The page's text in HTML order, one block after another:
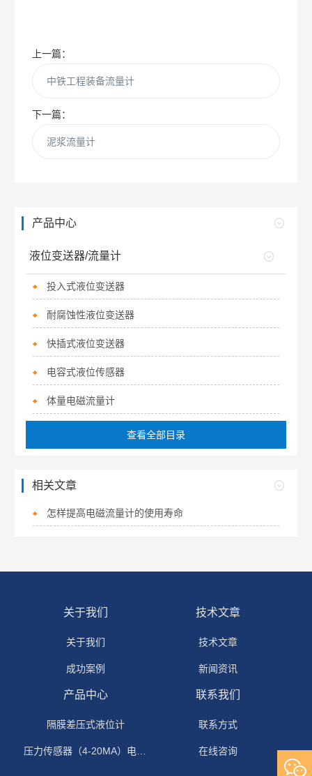
上一篇：
中铁工程装备流量计
下一篇：
泥浆流量计
产品中心
液位变送器/流量计
投入式液位变送器
耐腐蚀性液位变送器
快插式液位变送器
电容式液位传感器
体量电磁流量计
查看全部目录
相关文章
怎样提高电磁流量计的使用寿命
关于我们
关于我们
成功案例
技术文章
技术文章
新闻资讯
产品中心
隔膜差压式液位计
压力传感器（4-20MA）电流输出
联系我们
联系方式
在线咨询